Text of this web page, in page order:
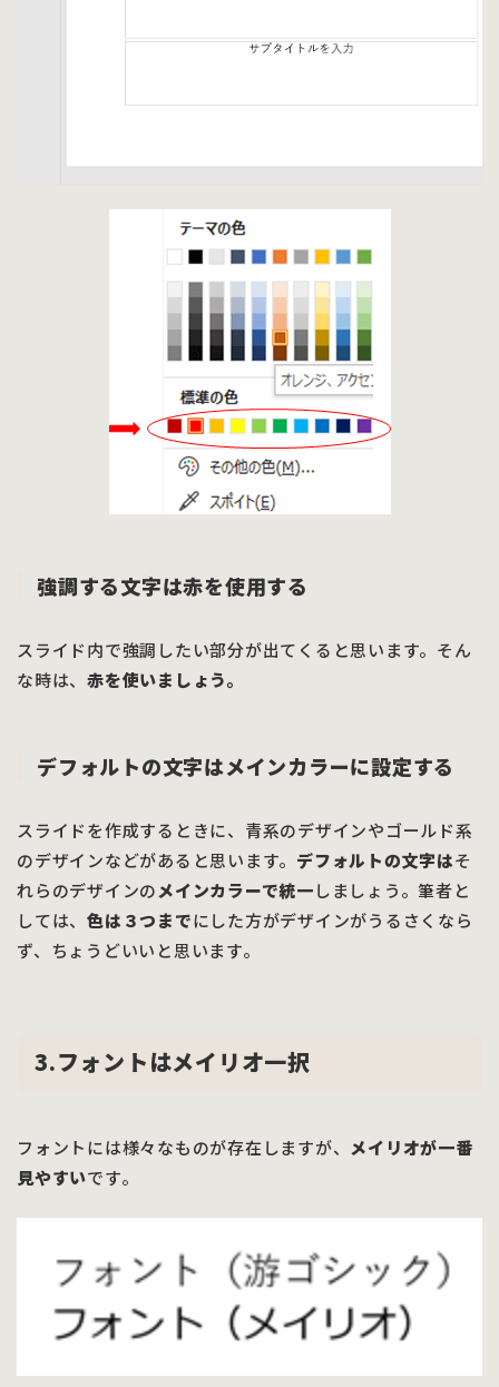
強調する文字は赤を使用する
スライド内で強調したい部分が出てくると思います。そん
な時は、 赤を使いましょう。
デフォルトの文字はメインカラーに設定する
スライドを作成するときに、青系のデザインやゴールド系
のデザインなどがあると思います。 デフォルトの文字はそ
れらのデザインのメインカラーで統一しましょう。筆者と
しては、 色は３つまでにした方がデザインがうるさくなら
ず、ちょうどいいと思います。
3.フォントはメイリオ一択
フォントには様々なものが存在しますが、 メイリオが一番
見やすいです。